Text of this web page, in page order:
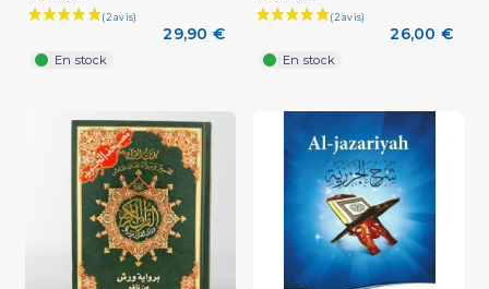
29,90 €
En stock
26,00 €
En stock